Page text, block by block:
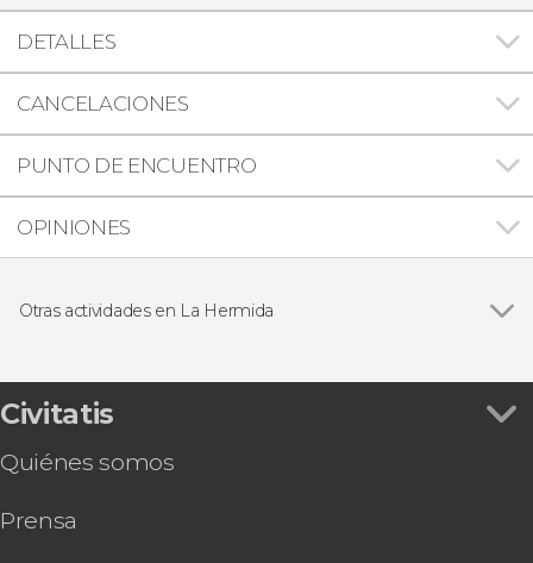
DETALLES
CANCELACIONES
PUNTO DE ENCUENTRO
OPINIONES
Otras actividades en La Hermida
Civitatis
Quiénes somos
Prensa